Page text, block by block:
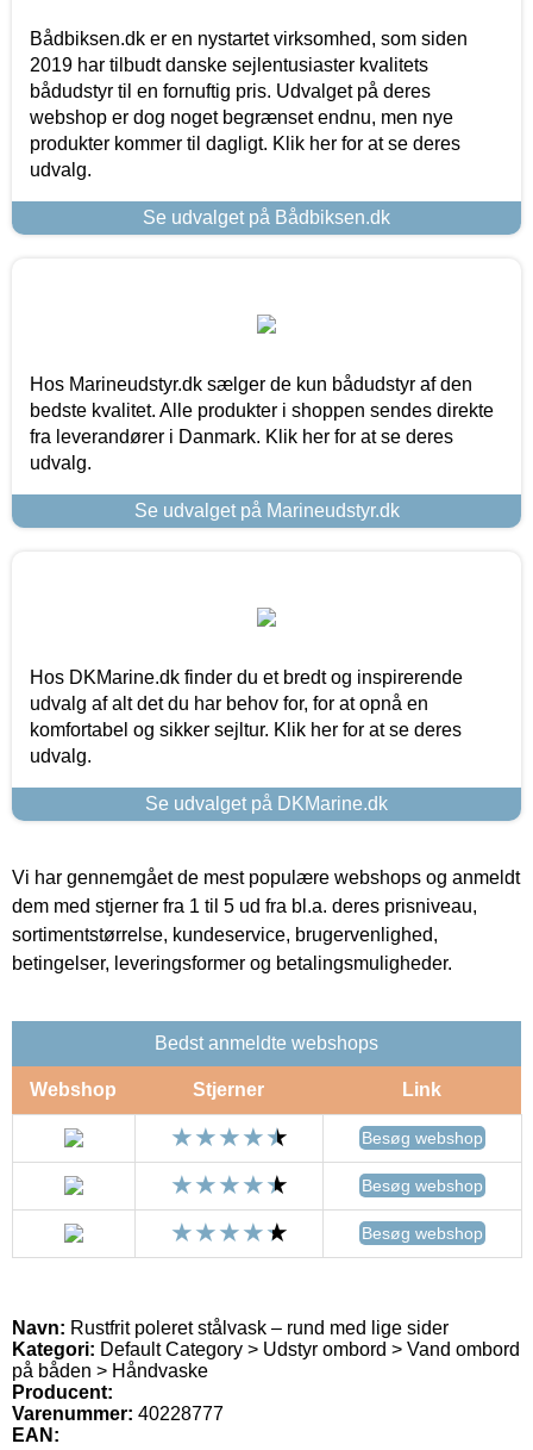
Bådbiksen.dk er en nystartet virksomhed, som siden
2019 har tilbudt danske sejlentusiaster kvalitets
bådudstyr til en fornuftig pris. Udvalget på deres
webshop er dog noget begrænset endnu, men nye
produkter kommer til dagligt. Klik her for at se deres
udvalg.
Se udvalget på Bådbiksen.dk
Hos Marineudstyr.dk sælger de kun bådudstyr af den
bedste kvalitet. Alle produkter i shoppen sendes direkte
fra leverandører i Danmark. Klik her for at se deres
udvalg.
Se udvalget på Marineudstyr.dk
Hos DKMarine.dk finder du et bredt og inspirerende
udvalg af alt det du har behov for, for at opnå en
komfortabel og sikker sejltur. Klik her for at se deres
udvalg.
Se udvalget på DKMarine.dk
Vi har gennemgået de mest populære webshops og anmeldt
dem med stjerner fra 1 til 5 ud fra bl.a. deres prisniveau,
sortimentstørrelse, kundeservice, brugervenlighed,
betingelser, leveringsformer og betalingsmuligheder.
Bedst anmeldte webshops
Webshop Stjerner Link
Besøg webshop
Besøg webshop
Besøg webshop
Navn: Rustfrit poleret stålvask – rund med lige sider
Kategori: Default Category > Udstyr ombord > Vand ombord
på båden > Håndvaske
Producent:
Varenummer: 40228777
EAN: